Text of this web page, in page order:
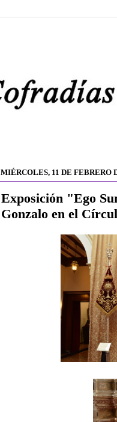
MIÉRCOLES, 11 DE FEBRERO
Exposición "Ego
Gonzalo en el